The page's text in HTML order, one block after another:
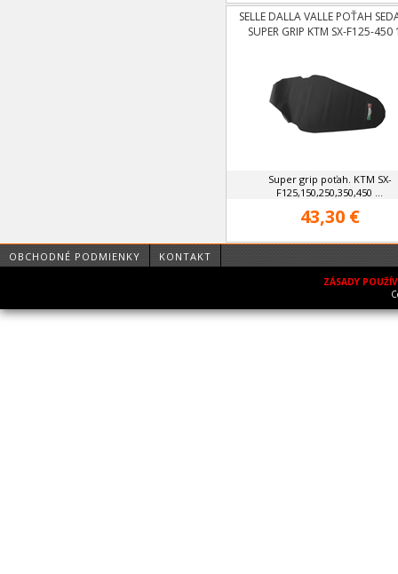
SELLE DALLA VALLE POŤAH
SUPER GRIP KTM SX-F125-450
Super grip poťah. KTM SX-
F125,150,250,350,450 ...
43,30 €
OBCHODNÉ PODMIENKY KONTAKT
ZÁSADY